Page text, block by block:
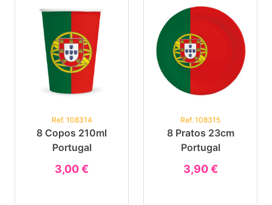
Ref. 108314
8 Copos 210ml
Portugal
3,00 €
Ref. 108315
8 Pratos 23cm
Portugal
3,90 €